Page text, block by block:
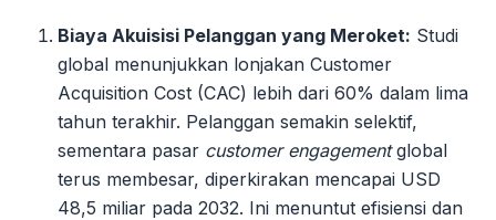
Biaya Akuisisi Pelanggan yang Meroket: Studi
global menunjukkan lonjakan Customer
Acquisition Cost (CAC) lebih dari 60% dalam lima
tahun terakhir. Pelanggan semakin selektif,
sementara pasar customer engagementglobal
terus membesar, diperkirakan mencapai USD
48,5 miliar pada 2032. Ini menuntut efisiensi dan